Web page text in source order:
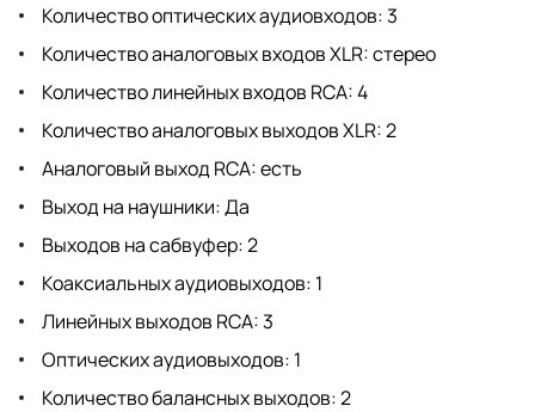
Количество оптических аудиовходов: 3
Количество аналоговых входов XLR: стерео
Количество линейных входов RCA: 4
Количество аналоговых выходов XLR: 2
Аналоговый выход RCA: есть
Выход на наушники: Да
Выходов на сабвуфер: 2
Коаксиальных аудиовыходов: 1
Линейных выходов RCA: 3
Оптических аудиовыходов: 1
Количество балансных выходов: 2